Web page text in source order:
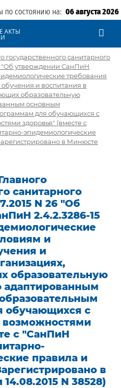
по состоянию на: 06 августа 2026
АКТЫ
государственного санитарного
"Об утверждении СанПиН
требования
и воспитания в
образовательную
основным
для обучающихся с
здоровья" (вместе с
эпидемиологические
в Минюсте
санитарного
N 26 "Об
2.4.2.3286-15
и
и
образовательную
адаптированным
обучающихся с
с "СанПиН
правила и
в
N 38528)